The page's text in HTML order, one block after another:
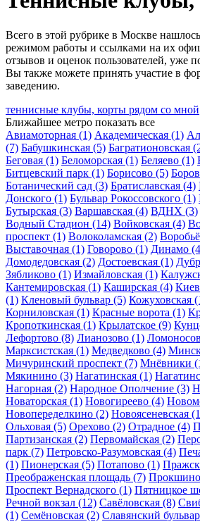
Всего в этой рубрике в Москве
режимом работы и ссылками на их
отзывов и оценок пользователей, уже
Вы также можете принять участие в
заведению.
теннисные клубы, корты рядом со мной
Ближайшее метро показать все
Авиамоторная (1) Академическая (1)
(7) Бабушкинская (5) Багратионовская
Беговая (1) Беломорская (1) Беляево (1)
Битцевский парк (1) Борисово (5)
Ботанический сад (3) Братиславская (4)
Донского (1) Бульвар Рокоссовского (1)
Бутырская (3) Варшавская (4) ВДНХ (3)
Водный Стадион (14) Войковская (4)
проспект (1) Волоколамская (2)
Выставочная (1) Говорово (1) Динамо
Домодедовская (2) Достоевская (1)
Зябликово (1) Измайловская (1)
Кантемировская (1) Каширская (4)
(1) Кленовый бульвар (5) Кожуховская
Корниловская (1) Красные ворота (1)
Кропоткинская (1) Крылатское (9)
Лефортово (8) Лианозово (1)
Марксистская (1) Медведково (4)
Мичуринский проспект (7) Мнёвники
Мякинино (3) Нагатинская (1)
Нагорная (2) Народное Ополчение (3)
Новаторская (1) Новогиреево (4)
Новопеределкино (2) Новоясеневская
Ольховая (5) Орехово (2) Отрадное (4)
Партизанская (2) Первомайская (2)
парк (7) Петровско-Разумовская (4)
(1) Пионерская (5) Потапово (1)
Преображенская площадь (7) Прокшино
Проспект Вернадского (1) Пятницкое
Речной вокзал (12) Савёловская (8)
(1) Семёновская (2) Славянский бульвар